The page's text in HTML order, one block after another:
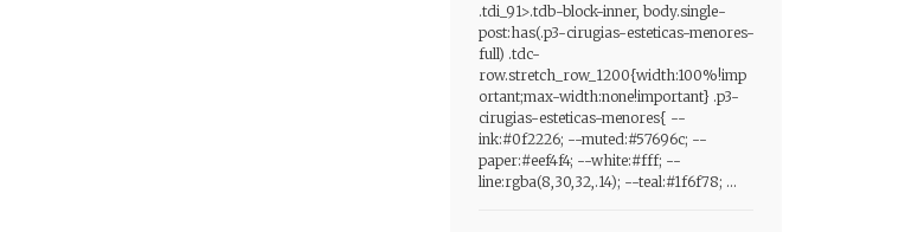
.tdi_91>.tdb-block-inner, body.single-
post:has(.p3-cirugias-esteticas-menores-
full) .tdc-
row.stretch_row_1200{width:100%!imp
ortant;max-width:none!important} .p3-
cirugias-esteticas-menores{ --
ink:#0f2226; --muted:#57696c; --
paper:#eef4f4; --white:#fff; --
line:rgba(8,30,32,.14); --teal:#1f6f78; ...